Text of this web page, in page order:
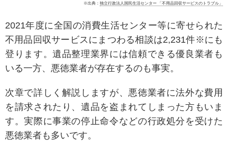
※出典： 独立行政法人国民生活センター 「不用品回収サービスのトラブル」
2021年度に全国の消費生活センター等に寄せられた
不用品回収サービスにまつわる相談は2,231件※にも
登ります。遺品整理業界には信頼できる優良業者も
いる一方、悪徳業者が存在するのも事実。
次章で詳しく解説しますが、 悪徳業者に法外な費用
を請求されたり、遺品を盗まれてしまった方もいま
す。実際に事業の停止命令などの行政処分を受けた
悪徳業者も多いです。